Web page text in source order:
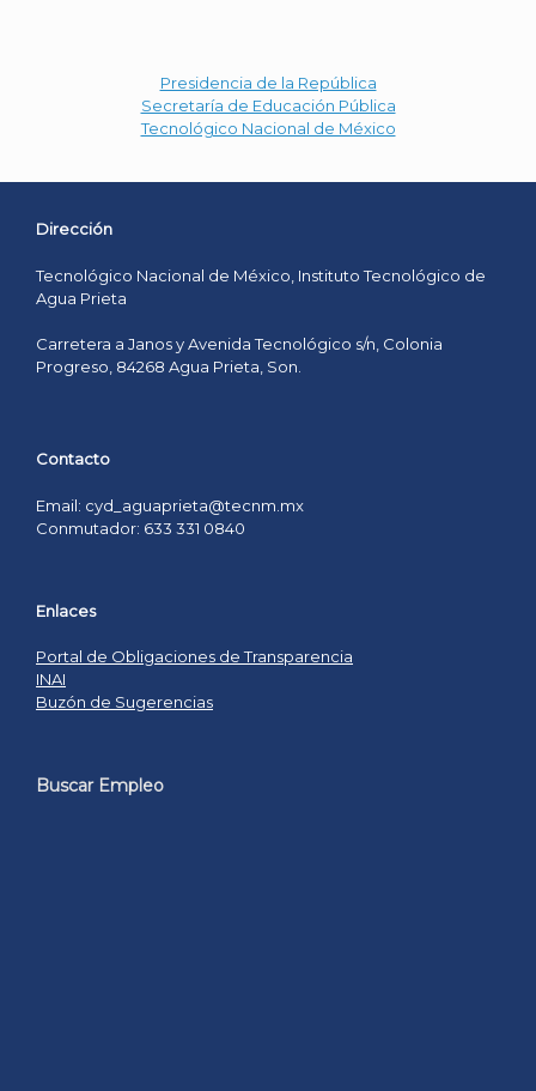
Presidencia de la República
Secretaría de Educación Pública
Tecnológico Nacional de México
Dirección
Tecnológico Nacional de México, Instituto Tecnológico de
Agua Prieta
Carretera a Janos y Avenida Tecnológico s/n, Colonia
Progreso, 84268 Agua Prieta, Son.
Contacto
Email: cyd_aguaprieta@tecnm.mx
Conmutador: 633 331 0840
Enlaces
Portal de Obligaciones de Transparencia
INAI
Buzón de Sugerencias
Buscar Empleo